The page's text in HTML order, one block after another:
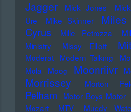
Jagger
Mick Jones
Ure
Mike Skinner
Cyrus
Mille Petrozza
Ministry Missy Elliott
Moderat Modern Talking
Mola
Moog Moonriivr
Morrissey Morton
Pelham
Motor Boys Motor
Mozart
MTV Muddy